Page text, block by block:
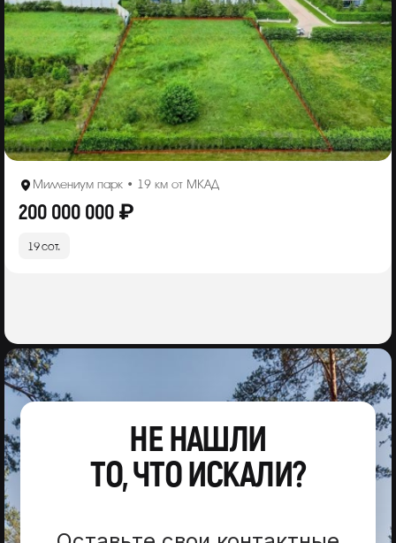
Миллениум парк • 19 км от МКАД
200 000 000 ₽
19 сот.
НЕ НАШЛИ
ТО, ЧТО ИСКАЛИ?